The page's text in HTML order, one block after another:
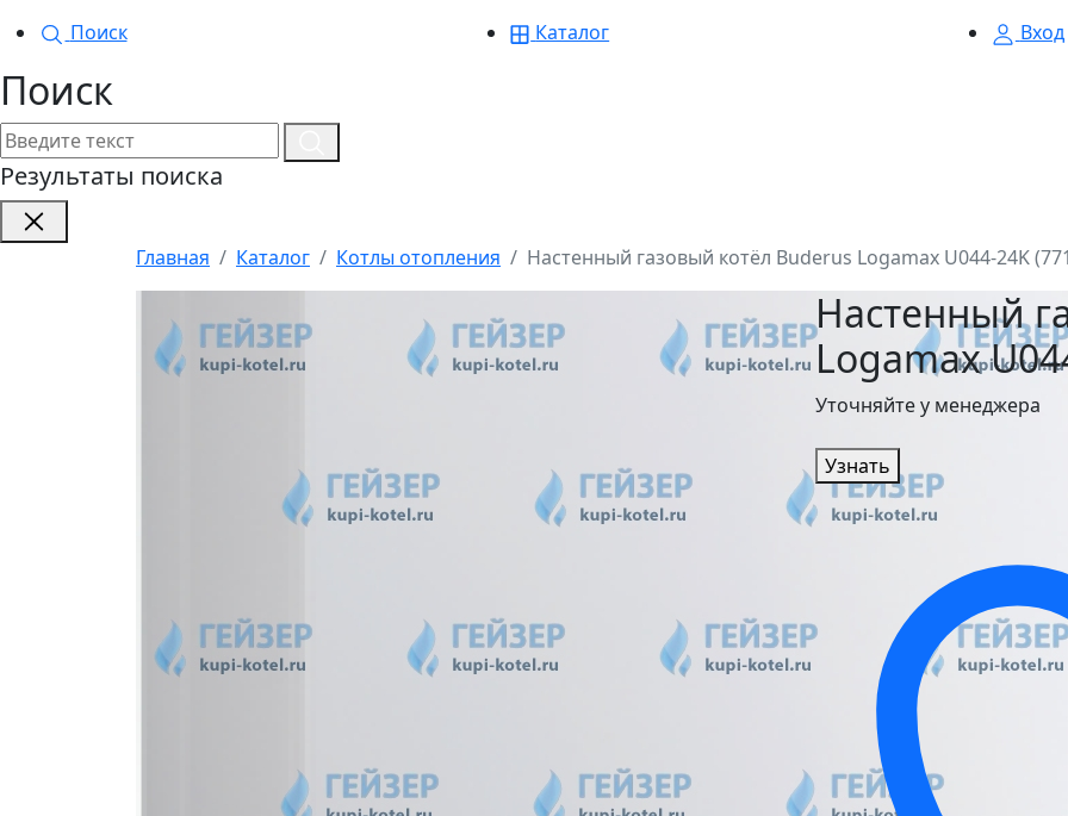
Поиск
Каталог Вход
Поиск
Результаты поиска
Главная Каталог Котлы отопления Настенный газовый котёл Buderus Logamax U044-24K
Настенный
Logamax
Уточняйте у менеджера
Узнать